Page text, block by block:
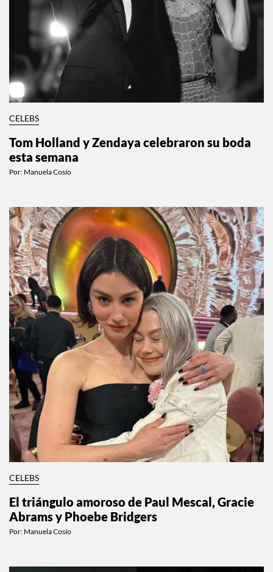
CELEBS
Tom Holland y Zendaya celebraron su boda
esta semana
Por: Manuela Cosío
CELEBS
El triángulo amoroso de Paul Mescal, Gracie
Abrams y Phoebe Bridgers
Por: Manuela Cosío